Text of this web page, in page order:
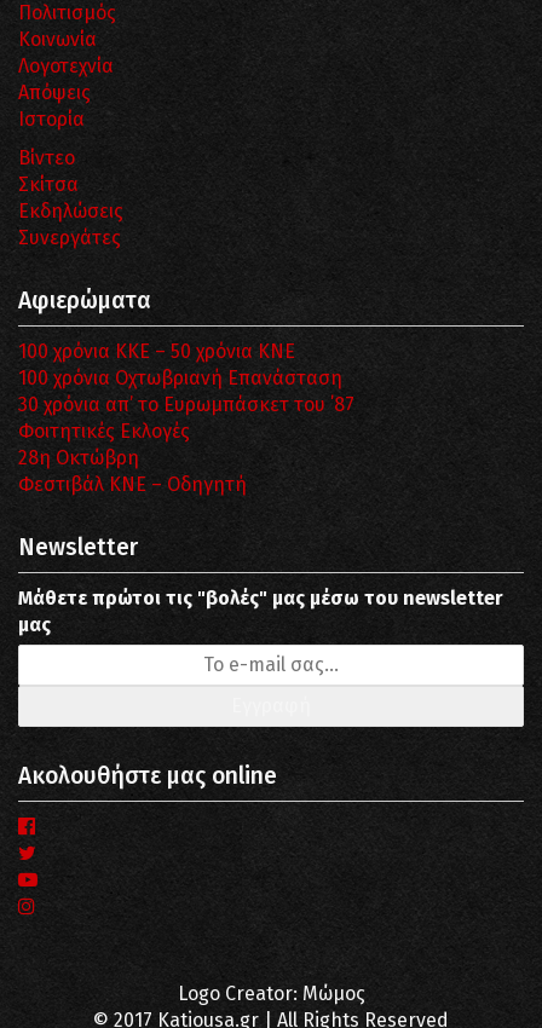
Πολιτισμός
Κοινωνία
Λογοτεχνία
Απόψεις
Ιστορία
Βίντεο
Σκίτσα
Εκδηλώσεις
Συνεργάτες
Αφιερώματα
100 χρόνια ΚΚΕ – 50 χρόνια ΚΝΕ
100 χρόνια Οχτωβριανή Επανάσταση
30 χρόνια απ’ το Ευρωμπάσκετ του ΄87
Φοιτητικές Εκλογές
28η Οκτώβρη
Φεστιβάλ ΚΝΕ – Οδηγητή
Newsletter
Μάθετε πρώτοι τις "βολές" μας μέσω του newsletter
μας
Ακολουθήστε μας online
Logo Creator: Μώμος
© 2017 Katiousa.gr | All Rights Reserved